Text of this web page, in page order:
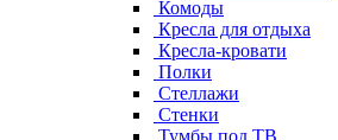
Комоды
Кресла для отдыха
Кресла-кровати
Полки
Стеллажи
Стенки
Тумбы под ТВ